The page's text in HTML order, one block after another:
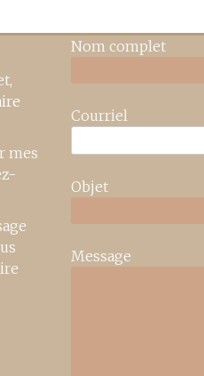
mes
Nom complet
Courriel
Objet
Message